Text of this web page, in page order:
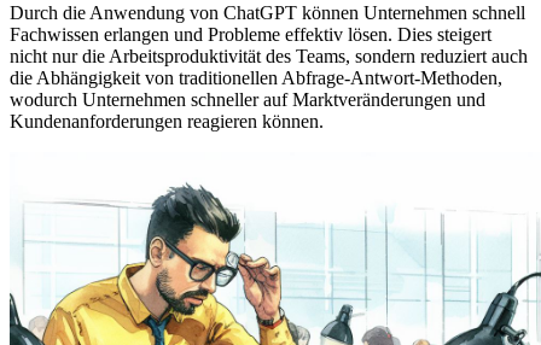
Durch die Anwendung von ChatGPT können Unternehmen schnell
Fachwissen erlangen und Probleme effektiv lösen. Dies steigert
nicht nur die Arbeitsproduktivität des Teams, sondern reduziert auch
die Abhängigkeit von traditionellen Abfrage-Antwort-Methoden,
wodurch Unternehmen schneller auf Marktveränderungen und
Kundenanforderungen reagieren können.